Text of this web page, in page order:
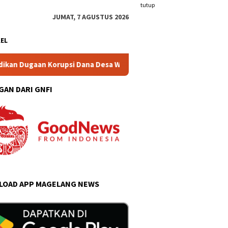
tutup
JUMAT, 7 AGUSTUS 2026
Dana Desa Wonogiri Blonjo Warung Tonggo Catat
DARI GNFI
APP MAGELANG NEWS